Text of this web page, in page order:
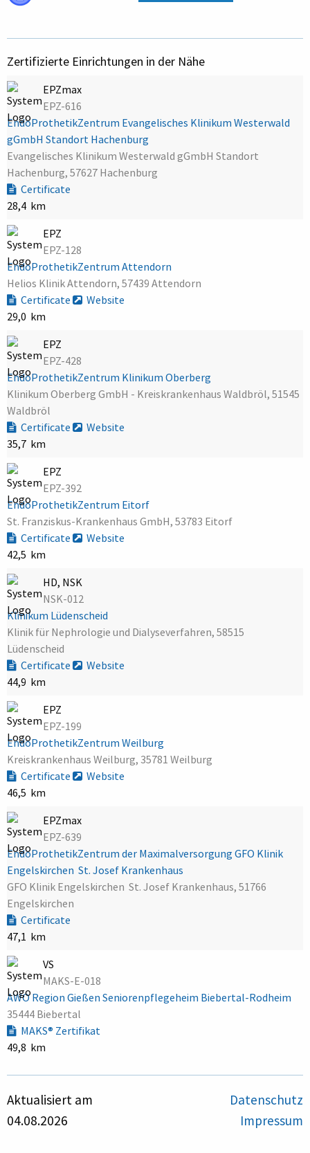
Zertifizierte Einrichtungen in der Nähe
EPZmax
EPZ-616
EndoProthetikZentrum Evangelisches Klinikum Westerwald
gGmbH Standort Hachenburg
Evangelisches Klinikum Westerwald gGmbH Standort
Hachenburg, 57627 Hachenburg
Certificate
28,4 km
EPZ
EPZ-128
EndoProthetikZentrum Attendorn
Helios Klinik Attendorn, 57439 Attendorn
Certificate
Website
29,0 km
EPZ
EPZ-428
EndoProthetikZentrum Klinikum Oberberg
Klinikum Oberberg GmbH - Kreiskrankenhaus Waldbröl, 51545
Waldbröl
Certificate
Website
35,7 km
EPZ
EPZ-392
EndoProthetikZentrum Eitorf
St. Franziskus-Krankenhaus GmbH, 53783 Eitorf
Certificate
Website
42,5 km
HD, NSK
NSK-012
Klinikum Lüdenscheid
Klinik für Nephrologie und Dialyseverfahren, 58515
Lüdenscheid
Certificate
Website
44,9 km
EPZ
EPZ-199
EndoProthetikZentrum Weilburg
Kreiskrankenhaus Weilburg, 35781 Weilburg
Certificate
Website
46,5 km
EPZmax
EPZ-639
EndoProthetikZentrum der Maximalversorgung GFO Klinik
Engelskirchen  St. Josef Krankenhaus
GFO Klinik Engelskirchen  St. Josef Krankenhaus, 51766
Engelskirchen
Certificate
47,1 km
VS
MAKS-E-018
AWO Region Gießen Seniorenpflegeheim Biebertal-Rodheim
35444 Biebertal
MAKS® Zertifikat
49,8 km
Aktualisiert am
04.08.2026
Datenschutz
Impressum